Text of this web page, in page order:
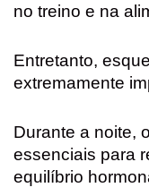
no treino e na
Entretanto,
extremamente
Durante a noite,
essenciais para
equilíbrio